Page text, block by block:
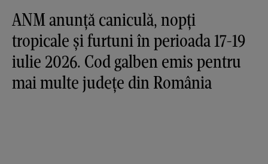
ANM anunță caniculă, nopți
tropicale și furtuni în perioada 17-19
iulie 2026. Cod galben emis pentru
mai multe județe din România